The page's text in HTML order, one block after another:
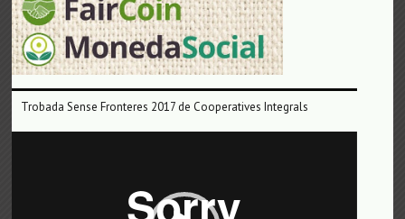
Trobada Sense Fronteres 2017 de Cooperatives Integrals